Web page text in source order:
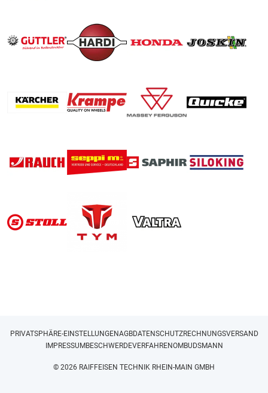
PRIVATSPHÄRE-EINSTELLUNGENAGBDATENSCHUTZRECHNUNGSVERSAND
IMPRESSUM BESCHWERDEVERFAHRENOMBUDSMANN
© 2026 RAIFFEISEN TECHNIK RHEIN-MAIN GMBH